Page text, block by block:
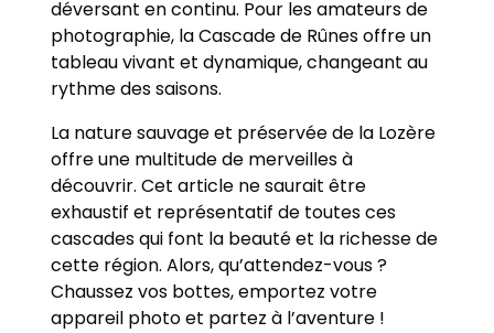
déversant en continu. Pour les amateurs de
photographie, la Cascade de Rûnes offre un
tableau vivant et dynamique, changeant au
rythme des saisons.
La nature sauvage et préservée de la Lozère
offre une multitude de merveilles à
découvrir. Cet article ne saurait être
exhaustif et représentatif de toutes ces
cascades qui font la beauté et la richesse de
cette région. Alors, qu’attendez-vous ?
Chaussez vos bottes, emportez votre
appareil photo et partez à l’aventure !